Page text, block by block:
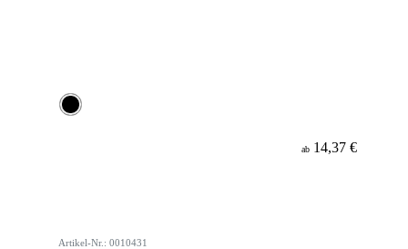
ab 14,37 €
Artikel-Nr.: 0010431